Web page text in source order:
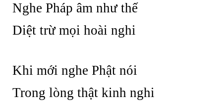
Nghe Pháp âm như thế
Diệt trừ mọi hoài nghi
Khi mới nghe Phật nói
Trong lòng thật kinh nghi